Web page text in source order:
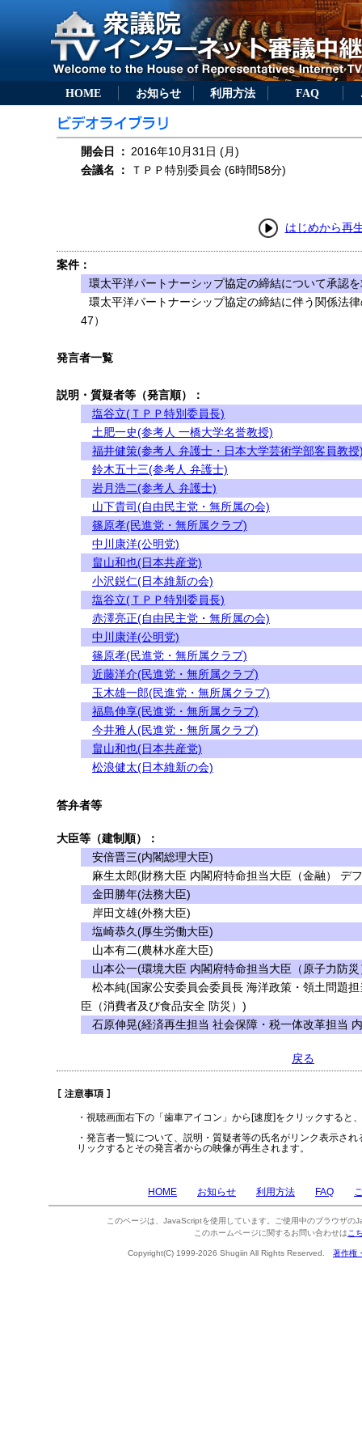
HOME お知らせ 利用方法 FAQ
開会日 ： 2016年10月31日 (月)
会議名
： ＴＰＰ特別委員会 (6時間58分)
はじめから再
案件：
環太平洋パートナーシップ協定の締結について承認
環太平洋パートナーシップ協定の締結に伴う関係法
47）
発言者一覧
説明・質疑者等（発言順）：
塩谷立(ＴＰＰ特別委員長)
土肥一史(参考人 一橋大学名誉教授)
福井健策(参考人 弁護士・日本大学芸術学部客員教授
鈴木五十三(参考人 弁護士)
岩月浩二(参考人 弁護士)
山下貴司(自由民主党・無所属の会)
篠原孝(民進党・無所属クラブ)
中川康洋(公明党)
畠山和也(日本共産党)
小沢鋭仁(日本維新の会)
塩谷立(ＴＰＰ特別委員長)
赤澤亮正(自由民主党・無所属の会)
中川康洋(公明党)
篠原孝(民進党・無所属クラブ)
近藤洋介(民進党・無所属クラブ)
玉木雄一郎(民進党・無所属クラブ)
福島伸享(民進党・無所属クラブ)
今井雅人(民進党・無所属クラブ)
畠山和也(日本共産党)
松浪健太(日本維新の会)
答弁者等
大臣等（建制順）：
安倍晋三(内閣総理大臣)
麻生太郎(財務大臣 内閣府特命担当大臣（金融） デ
金田勝年(法務大臣)
岸田文雄(外務大臣)
塩崎恭久(厚生労働大臣)
山本有二(農林水産大臣)
山本公一(環境大臣 内閣府特命担当大臣（原子力防災
松本純(国家公安委員会委員長 海洋政策・領土問題
臣（消費者及び食品安全 防災）)
石原伸晃(経済再生担当 社会保障・税一体改革担当
戻る
・視聴画面右下の「歯車アイコン」から[速度]をクリックすると
・発言者一覧について、説明・質疑者等の氏名がリンク表示さ
リックするとその発言者からの映像が再生されます。
HOME お知らせ 利用方法 FAQ
このページは、JavaScriptを使用しています。ご使用中のブラウザの
このホームページに関するお問い合わせは こ
Copyright(C) 1999-2026 Shugiin All Rights Reserved. 著作権